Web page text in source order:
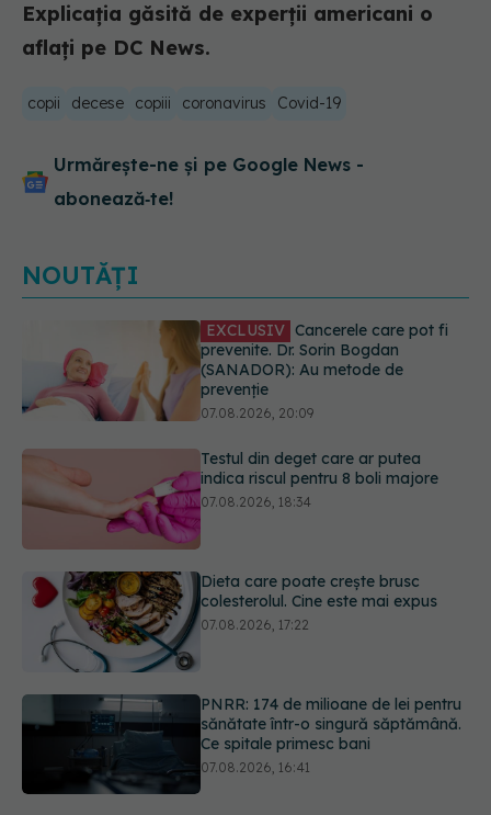
Explicația găsită de experții americani o
aflați pe DC News.
copii decese copiii coronavirus Covid-19
Urmărește-ne și pe Google News -
abonează‑te!
NOUTĂȚI
Testul din deget care ar putea
indica riscul pentru 8 boli majore
07.08.2026, 18:34
Dieta care poate crește brusc
colesterolul. Cine este mai expus
PNRR: 174 de milioane de lei pentru
sănătate într-o singură săptămână.
Ce spitale primesc bani
Cât durează simptomele
menopauzei?
07.08.2026, 15:14